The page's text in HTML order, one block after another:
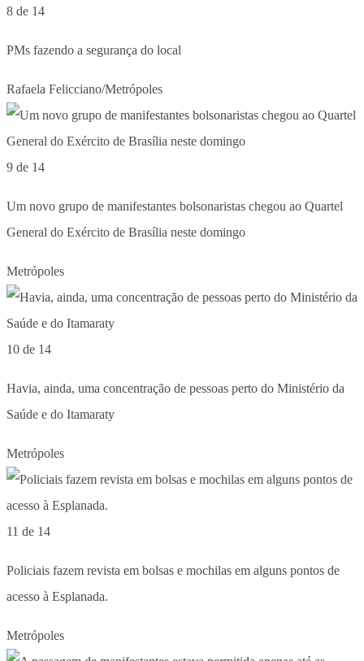
8 de 14
PMs fazendo a segurança do local
Rafaela Felicciano/Metrópoles
9 de 14
Um novo grupo de manifestantes bolsonaristas chegou ao Quartel
General do Exército de Brasília neste domingo
Metrópoles
10 de 14
Havia, ainda, uma concentração de pessoas perto do Ministério da
Saúde e do Itamaraty
Metrópoles
11 de 14
Policiais fazem revista em bolsas e mochilas em alguns pontos de
acesso à Esplanada.
Metrópoles